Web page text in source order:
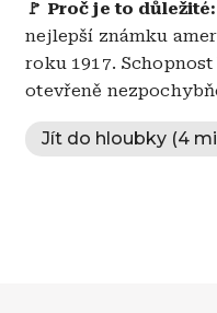
🚩 Proč je to důležité:
nejlepší známku
roku 1917.
otevřeně
Jít do hloubky (4